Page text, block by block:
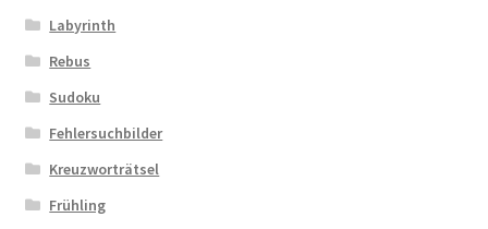
Labyrinth
Rebus
Sudoku
Fehlersuchbilder
Kreuzworträtsel
Frühling